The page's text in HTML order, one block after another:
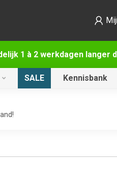
1 à 2 werkdagen langer
SALE Kennisbank